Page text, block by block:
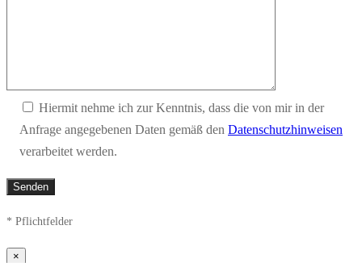
Hiermit nehme ich zur Kenntnis, dass die von mir in der
Anfrage angegebenen Daten gemäß den Datenschutzhinweisen
verarbeitet werden.
* Pflichtfelder
×